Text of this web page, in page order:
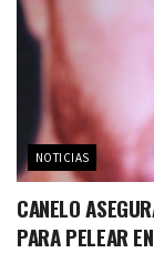
NOTICIAS
CANELO
PARA PELEAR